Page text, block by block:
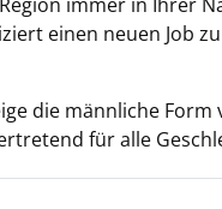
einen neuen Job
die männliche
für alle